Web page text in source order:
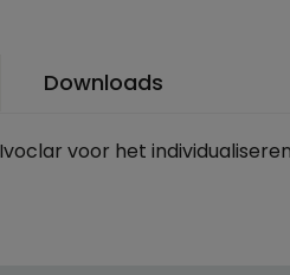
Downloads
voor het